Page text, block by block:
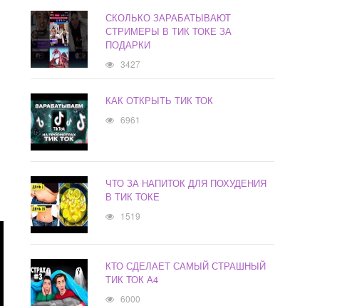
СКОЛЬКО ЗАРАБАТЫВАЮТ
СТРИМЕРЫ В ТИК ТОКЕ ЗА
ПОДАРКИ
3427
КАК ОТКРЫТЬ ТИК ТОК
6961
ЧТО ЗА НАПИТОК ДЛЯ ПОХУДЕНИЯ
В ТИК ТОКЕ
1519
КТО СДЕЛАЕТ САМЫЙ СТРАШНЫЙ
ТИК ТОК А4
6000